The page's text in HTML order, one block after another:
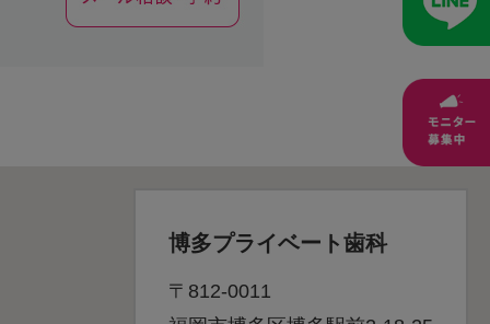
博多プライベート歯科
〒812-0011